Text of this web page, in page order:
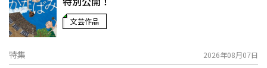
文芸作品
特集 2026年08月07日